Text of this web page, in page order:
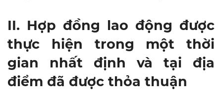
II. Hợp đồng lao động được
thực hiện trong một thời
gian nhất định và tại địa
điểm đã được thỏa thuận